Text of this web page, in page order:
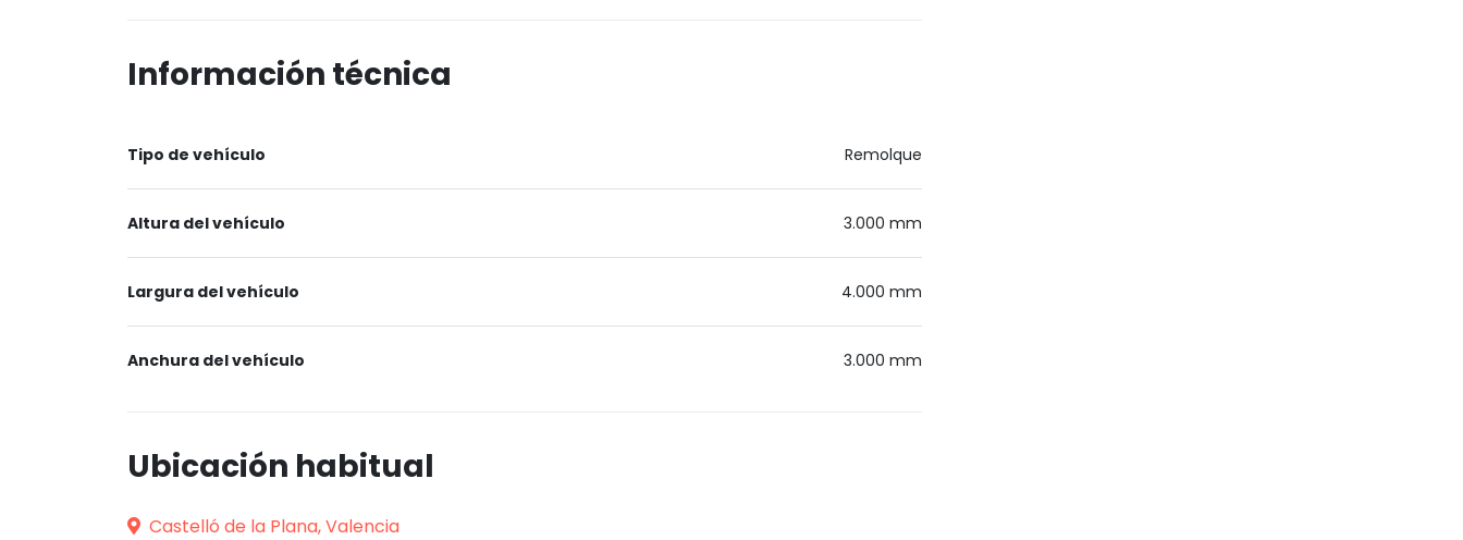
Información técnica
Tipo de vehículo Remolque
Altura del vehículo 3.000 mm
Largura del vehículo 4.000 mm
Anchura del vehículo 3.000 mm
Ubicación habitual
Castelló de la Plana, Valencia